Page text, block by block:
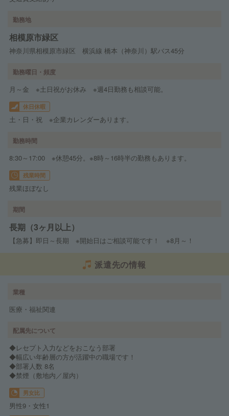
勤務地
相模原市緑区
神奈川県相模原市緑区 横浜線 橋本（神奈川）駅バス45分
勤務曜日・頻度
月～金 ※土日祝がお休み ※週4日勤務も相談可能。
休日休暇
土・日・祝 ※企業カレンダーあります。
勤務時間
8:30～17:00 ※休憩45分。※8時～16時半の勤務もあります。
残業時間
残業ほぼなし
期間
長期（3ヶ月以上）
【急募】即日～長期 ※開始日はご相談可能です！ ※8月～！
派遣先の情報
業種
医療・福祉関連
配属先について
◆レセプト入力などをおこなう部署
◆幅広い年齢層の方が活躍中の職場です！
◆部署人数 8名
◆禁煙（敷地内／屋内）
男女比
男性9・女性1